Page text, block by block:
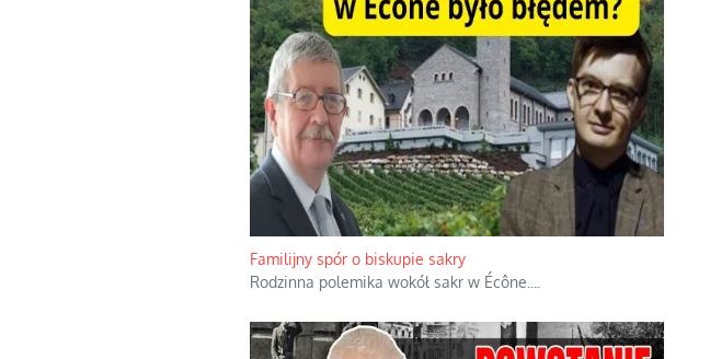
Familijny spór o biskupie sakry
Rodzinna polemika wokół sakr w Écône.